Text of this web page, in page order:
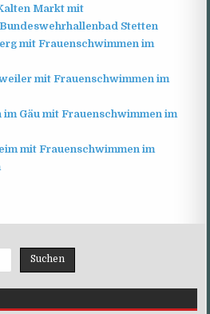
Markt mit
Stetten
mit Frauenschwimmen im
mit Frauenschwimmen im
Gäu mit Frauenschwimmen im
mit Frauenschwimmen im
Suchen